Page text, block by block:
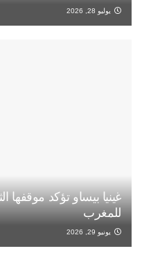
يوليو 28, 2026
غينيا بيساو تؤكد موقفها
للمغرب
يونيو 29, 2026